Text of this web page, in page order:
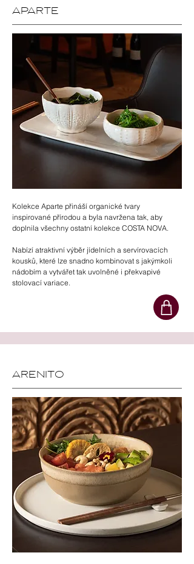
APARTE
Kolekce Aparte přináší organické tvary
inspirované přírodou a byla navržena tak, aby
doplnila všechny ostatní kolekce COSTA NOVA.
Nabízí atraktivní výběr jídelních a servírovacích
kousků, které lze snadno kombinovat s jakýmkoli
nádobím a vytvářet tak uvolněné i překvapivé
stolovací variace.
ARENITO